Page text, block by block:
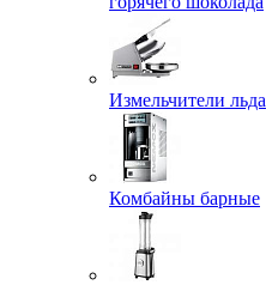
Измельчители льда
Комбайны барные